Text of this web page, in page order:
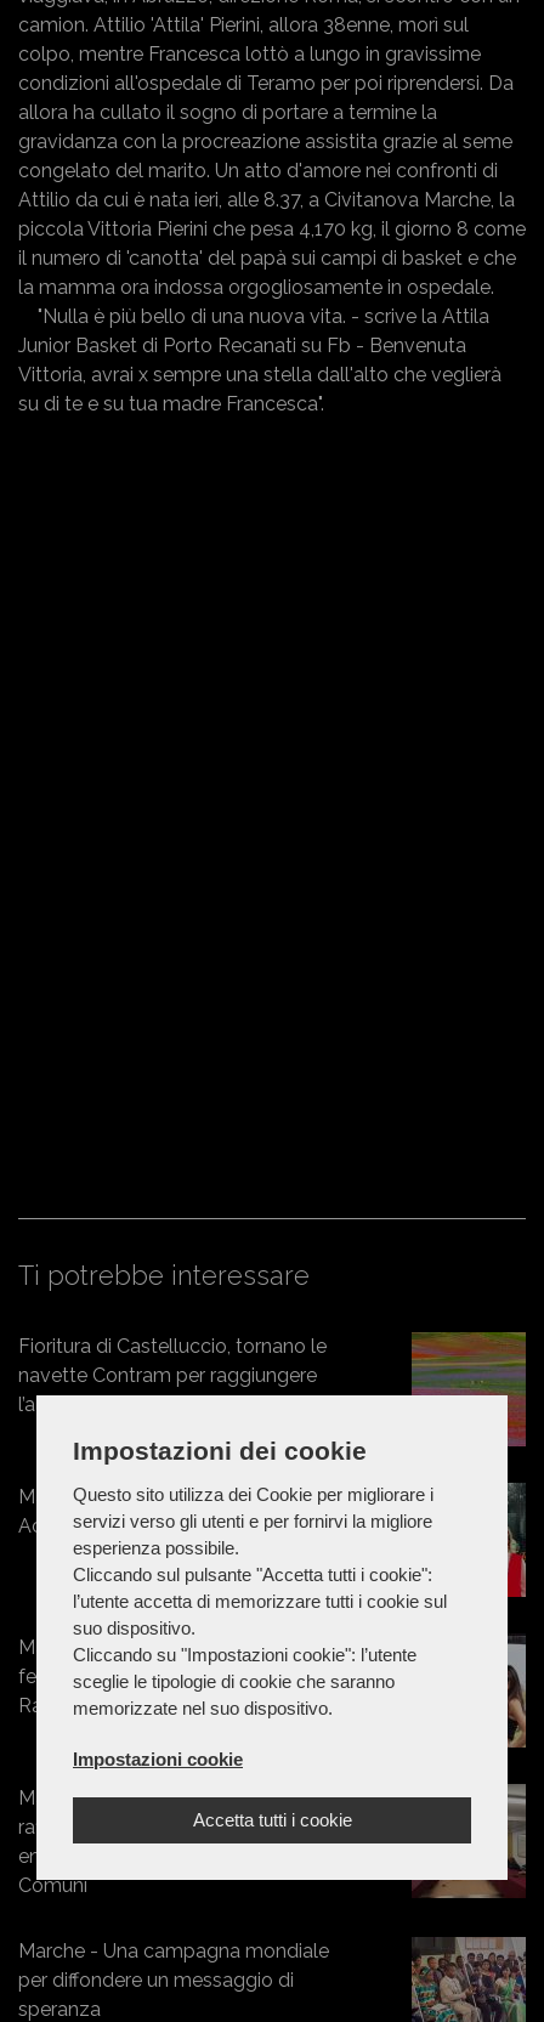
Impostazioni dei cookie
Questo sito utilizza dei Cookie per migliorare i
servizi verso gli utenti e per fornirvi la migliore
esperienza possibile.
Cliccando sul pulsante "Accetta tutti i cookie":
l’utente accetta di memorizzare tutti i cookie sul
suo dispositivo.
Cliccando su "Impostazioni cookie": l’utente
sceglie le tipologie di cookie che saranno
memorizzate nel suo dispositivo.
Impostazioni cookie
Accetta tutti i cookie
camion. Attilio 'Attila' Pierini, allora 38enne, morì sul
colpo, mentre Francesca lottò a lungo in gravissime
condizioni all'ospedale di Teramo per poi riprendersi. Da
allora ha cullato il sogno di portare a termine la
gravidanza con la procreazione assistita grazie al seme
congelato del marito. Un atto d'amore nei confronti di
Attilio da cui è nata ieri, alle 8.37, a Civitanova Marche, la
piccola Vittoria Pierini che pesa 4,170 kg, il giorno 8 come
il numero di 'canotta' del papà sui campi di basket e che
la mamma ora indossa orgogliosamente in ospedale.
"Nulla è più bello di una nuova vita. - scrive la Attila
Junior Basket di Porto Recanati su Fb - Benvenuta
Vittoria, avrai x sempre una stella dall'alto che veglierà
su di te e su tua madre Francesca".
Ti potrebbe interessare
Fioritura di Castelluccio, tornano le
navette Contram per raggiungere
l’altopiano
Marche - Estate 2026: al Parco
Acquatico Eldorado in bus
Marche - Dallo sportswear
femminile al mondo dei motori:
Rashway conquista la Superbike
Marche - Energia, Federbim a Visso:
rafforzare sistema idrico e
energetico per valorizzare singoli
Comuni
Marche - Una campagna mondiale
per diffondere un messaggio di
speranza